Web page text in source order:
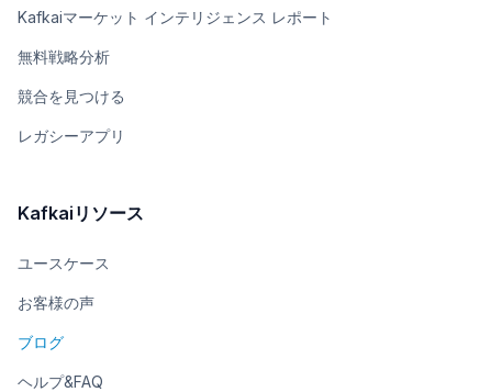
Kafkaiマーケット インテリジェンス レポート
無料戦略分析
競合を見つける
レガシーアプリ
Kafkaiリソース
ユースケース
お客様の声
ブログ
ヘルプ&FAQ